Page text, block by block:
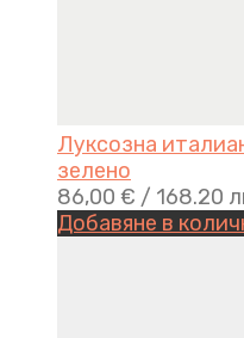
Луксозна
зелено
86,00 € / 168.20
Добавяне в